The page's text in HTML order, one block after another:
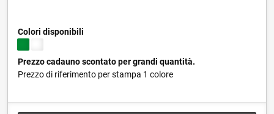
Colori disponibili
Prezzo cadauno scontato per grandi quantità.
Prezzo di riferimento per stampa 1 colore